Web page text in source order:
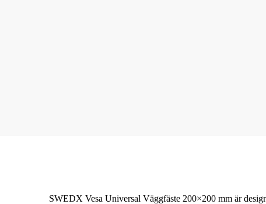
SWEDX Vesa Universal Väggfäste 200×200 mm är